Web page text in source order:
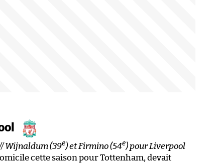
Wijnaldum (39e) et Firmino (54e) pour Liverpool
cette saison pour Tottenham, devait